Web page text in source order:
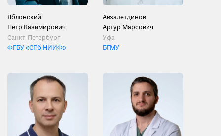
Яблонский
Петр Казимирович
Санкт-Петербург
ФГБУ «СПб НИИФ»
Авзалетдинов
Артур Марсович
Уфа
БГМУ